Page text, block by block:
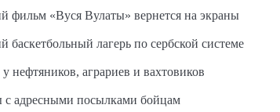
фильм «Вуся Вулаты» вернется на экраны
баскетбольный лагерь по сербской системе
нефтяников, аграриев и вахтовиков
адресными посылками бойцам